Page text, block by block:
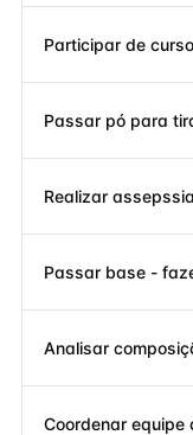
Participar de
Passar pó para
Realizar
Passar base -
Analisar
Coordenar equipe